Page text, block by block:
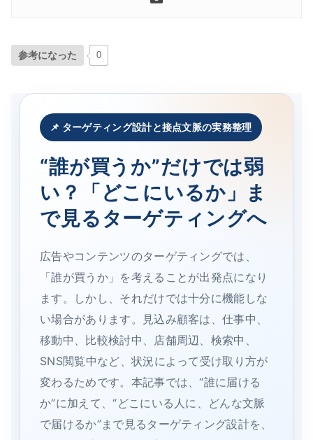
参考になった 0
📌 ターゲティング設計と接点文脈の実務整理
“誰が買うか”だけでは弱
い？「どこにいるか」ま
で見るターゲティングへ
広告やコンテンツのターゲティングでは、
「誰が買うか」を考えることが出発点になり
ます。しかし、それだけでは十分に機能しな
い場合があります。見込み顧客は、仕事中、
移動中、比較検討中、店舗周辺、検索中、
SNS閲覧中など、状況によって受け取り方が
変わるためです。本記事では、“誰に届ける
か”に加えて、“どこにいる人に、どんな文脈
で届けるか”まで見るターゲティング設計を、